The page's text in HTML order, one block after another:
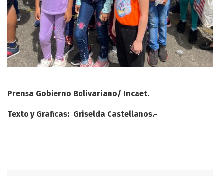
Prensa Gobierno Bolivariano/ Incaet.
Texto y Graficas: Griselda Castellanos.-